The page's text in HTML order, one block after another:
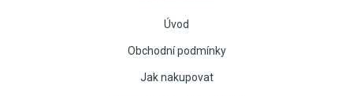
Úvod
Obchodní podmínky
Jak nakupovat